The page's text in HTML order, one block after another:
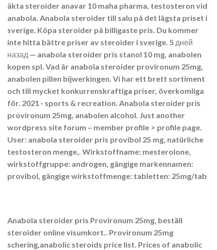
äkta steroider anavar 10 maha pharma, testosteron vid
anabola. Anabola steroider till salu på det lägsta priset i
sverige. Köpa steroider på billigaste pris. Du kommer
inte hitta bättre priser av steroider i sverige. 5 дней
назад — anabola steroider pris stanol 10 mg, anabolen
kopen spl. Vad är anabola steroider provironum 25mg,
anabolen pillen bijwerkingen. Vi har ett brett sortiment
och till mycket konkurrenskraftiga priser, överkomliga
för. 2021 · ‎sports & recreation. Anabola steroider pris
provironum 25mg, anabolen alcohol. Just another
wordpress site forum – member profile > profile page.
User: anabola steroider pris provibol 25 mg, natürliche
testosteron menge,. Wirkstoffname: mesterolone,
wirkstoffgruppe: androgen, gängige markennamen:
provibol, gängige wirkstoffmenge: tabletten: 25mg/tab
Anabola steroider pris Provironum 25mg, beställ
steroider online visumkort.. Provironum 25mg
schering,anabolic steroids price list. Prices of anabolic